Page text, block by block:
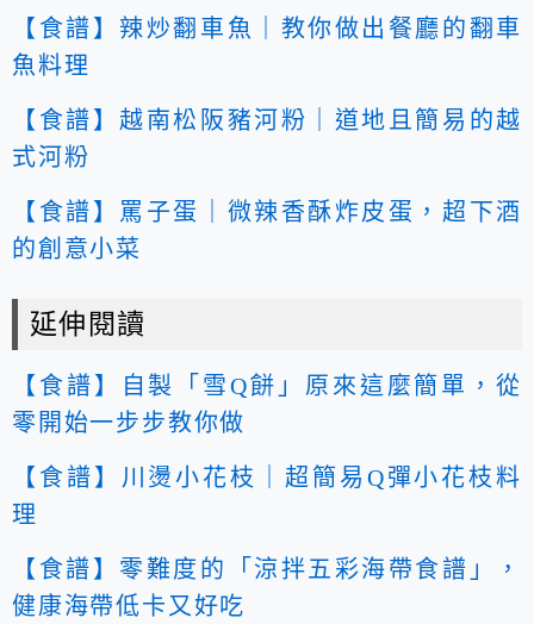
【食譜】辣炒翻車魚｜教你做出餐廳的翻車
魚料理
【食譜】越南松阪豬河粉｜道地且簡易的越
式河粉
【食譜】罵子蛋｜微辣香酥炸皮蛋，超下酒
的創意小菜
延伸閱讀
【食譜】自製「雪Q餅」原來這麼簡單，從
零開始一步步教你做
【食譜】川燙小花枝｜超簡易Q彈小花枝料
理
【食譜】零難度的「涼拌五彩海帶食譜」，
健康海帶低卡又好吃